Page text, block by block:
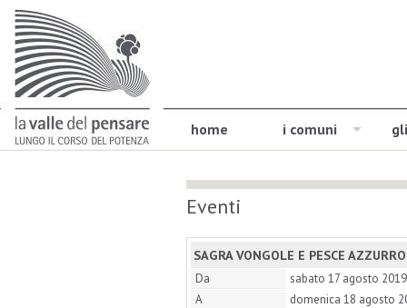
home i comuni
Eventi
SAGRA VONGOLE E PESCE AZZURRO
Da
sabato 17 agosto
A
domenica 18 agosto